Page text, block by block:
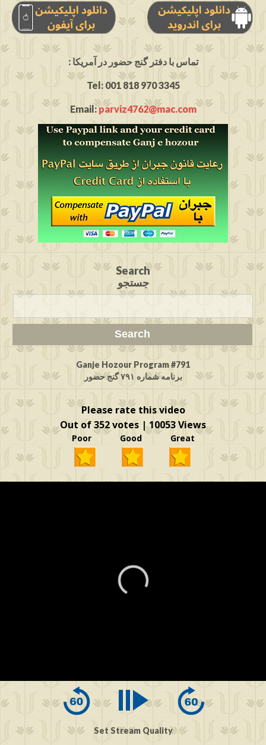
: تماس با دفتر گنج حضور در آمریکا
Tel: 001 818 970 3345
Email:parviz4762@mac.com
Search
جستجو
Ganje Hozour Program #791
برنامه شماره ۷۹۱ گنج حضور
Please rate this video
Out of 352 votes | 10053 Views
Poor Good Great
of
Set Stream Quality